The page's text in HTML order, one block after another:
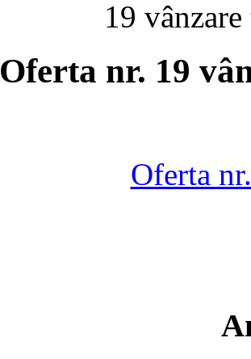
19
Oferta nr. 19
Oferta